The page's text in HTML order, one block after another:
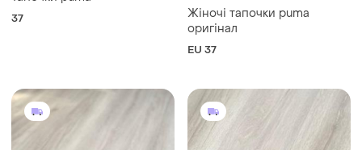
37
Жіночі тапочки puma
оригінал
EU 37